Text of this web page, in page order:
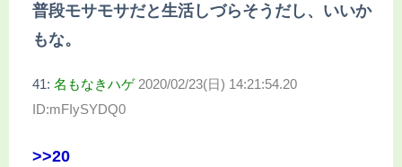
普段モサモサだと生活しづらそうだし、いいか
もな。
41: 名もなきハゲ 2020/02/23(日) 14:21:54.20
ID:mFIySYDQ0
>>20